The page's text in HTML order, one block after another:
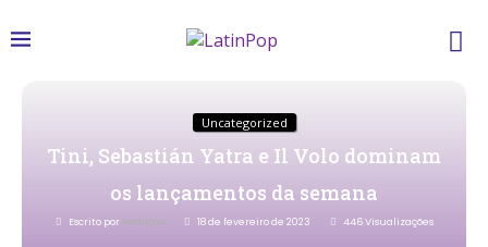
Uncategorized
Tini, Sebastián Yatra e Il Volo dominam
os lançamentos da semana
Escrito por Redacao 18 de fevereiro de 2023 446Visualizações